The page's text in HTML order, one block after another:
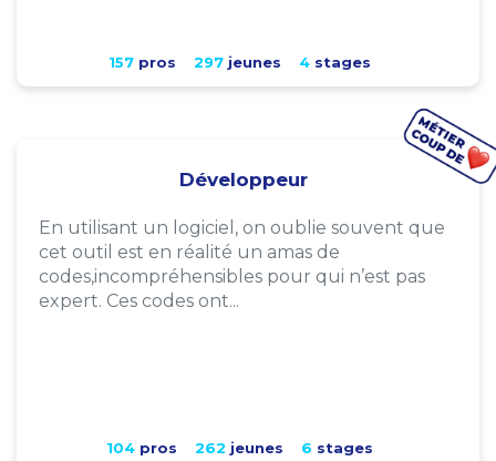
157pros 297jeunes 4stages
Développeur
En utilisant un logiciel, on oublie souvent que
cet outil est en réalité un amas de
codes,incompréhensibles pour qui n’est pas
expert. Ces codes ont...
104pros 262 jeunes 6 stages